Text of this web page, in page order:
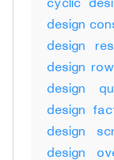
design
design
design
design
design
design
design